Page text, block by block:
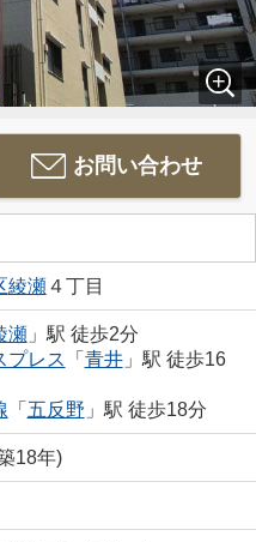
お問い合わせ
綾瀬４丁目
瀬」駅 徒歩2分
プレス 「 青井」駅 徒歩16
「 五反野 」駅 徒歩18分
18年)